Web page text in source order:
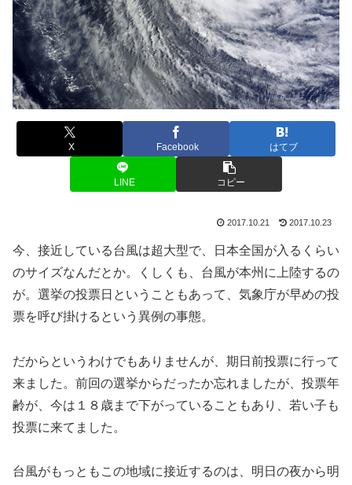
X Facebook はてブ
LINE コピー
2017.10.21 2017.10.23
今、接近している台風は超大型で、日本全国が入るくらい
のサイズなんだとか。くしくも、台風が本州に上陸するの
が。選挙の投票日ということもあって、気象庁が早めの投
票を呼び掛けるという異例の事態。
だからというわけでもありませんが、期日前投票に行って
来ました。前回の選挙からだったか忘れましたが、投票年
齢が、今は１８歳まで下がっていることもあり、若い子も
投票に来てました。
台風がもっともこの地域に接近するのは、明日の夜から明